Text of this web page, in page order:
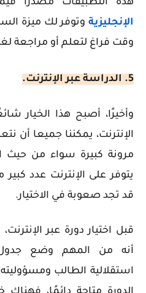
هذه التطبيقات مصدرًا
الإنجليزية وتوفر لك ميزة
وقت فراغ لتعلم أو مراجعة
5. الدراسة عبر الإنترنت.
وأخيرًا، أصبح هذا الخيار
الإنترنت، يمكننا جميعا أن
مرونة كبيرة سواء من حيث
يتوفر على الإنترنت عدد كبير
قد تجد صعوبة في الاختيار.
قبل اختيار دورة عبر
أنه من المهم وضع جدول
استقلالية الطالب